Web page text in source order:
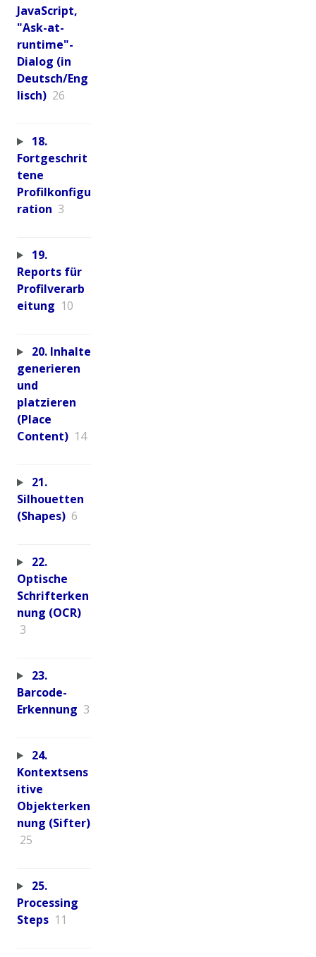
JavaScript,
"Ask-at-
runtime"-
Dialog (in
Deutsch/Eng
lisch) 26
18.
Fortgeschrit
tene
Profilkonfigu
ration 3
19.
Reports für
Profilverarb
eitung 10
20. Inhalte
generieren
und
platzieren
(Place
Content) 14
21.
Silhouetten
(Shapes) 6
22.
Optische
Schrifterken
nung (OCR)
3
23.
Barcode-
Erkennung 3
24.
Kontextsens
itive
Objekterken
nung (Sifter)
25
25.
Processing
Steps 11